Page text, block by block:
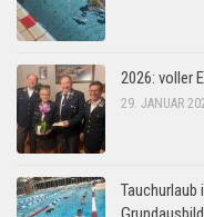
2026: voller
29. JANUAR
Tauchurlaub